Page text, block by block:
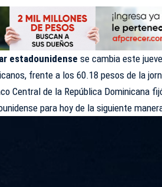
estadounidensese cambia este
frente a los 60.18 pesos de la
Central de la República Dominicana
para hoy de la siguiente